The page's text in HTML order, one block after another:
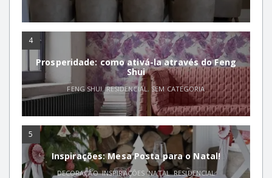
4
Prosperidade: como ativá-la através do Feng
Shui
FENG SHUI,RESIDENCIAL ,SEM CATEGORIA
5
Inspirações: Mesa Posta para o Natal!
DECORAÇÃO,INSPIRAÇÕES ,NATAL,RESIDENCIAL